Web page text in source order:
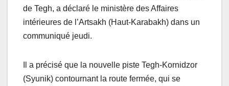
de Tegh, a déclaré le ministère des Affaires
intérieures de l’Artsakh (Haut-Karabakh) dans un
communiqué jeudi.
Il a précisé que la nouvelle piste Tegh-Kornidzor
(Syunik) contournant la route fermée, qui se